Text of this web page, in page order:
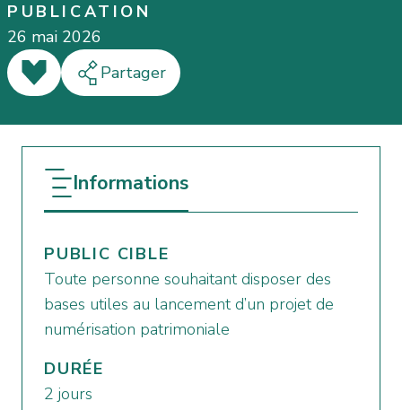
PUBLICATION
26 mai 2026
J'aime Partager
Informations
PUBLIC CIBLE
Toute personne souhaitant disposer des
bases utiles au lancement d’un projet de
numérisation patrimoniale
DURÉE
2 jours